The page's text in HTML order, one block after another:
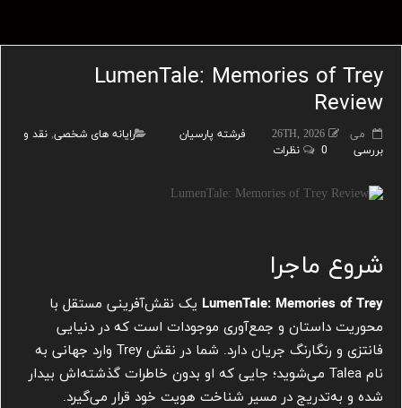
LumenTale: Memories of Trey
Review
می 26TH, 2026 فرشته پارسیان رایانه های شخصی, نقد و
بررسی
0 نظرات
شروع ماجرا
LumenTale: Memories of Trey یک نقش‌آفرینی مستقل با
محوریت داستان و جمع‌آوری موجودات است که در دنیایی
فانتزی و رنگارنگ جریان دارد. شما در نقش Trey وارد جهانی به
نام Talea می‌شوید؛ جایی که او بدون خاطرات گذشته‌اش بیدار
شده و به‌تدریج در مسیر شناخت هویت خود قرار می‌گیرد.